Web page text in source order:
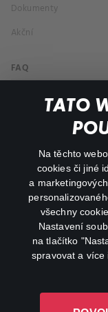
TATO
Na těchto
cookies či jiné
a
všechny
Nastavení
na tlačítko
spravovat a
Dokumenty
Akční
FAQ
Můj účet
Důležité odkazy
facebook